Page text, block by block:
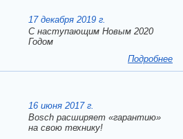
17 декабря 2019 г.
C наступающим Новым 2020
Годом
Подробнее
16 июня 2017 г.
Bosch расширяет «гарантию»
на свою технику!